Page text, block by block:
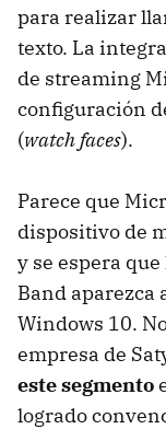
para realizar
texto. La
de streaming
configuración
(watch faces).
Parece que
dispositivo de
y se espera
Band aparezca
Windows 10.
empresa de
este segmento
logrado